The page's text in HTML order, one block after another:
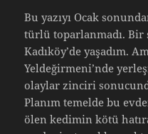
Bu yazıyı Ocak
türlü toparlanmadı. Bir
Kadıköy’de yaşadım.
Yeldeğirmeni’nde
olaylar zinciri
Planım temelde bu
ölen kedimin kötü